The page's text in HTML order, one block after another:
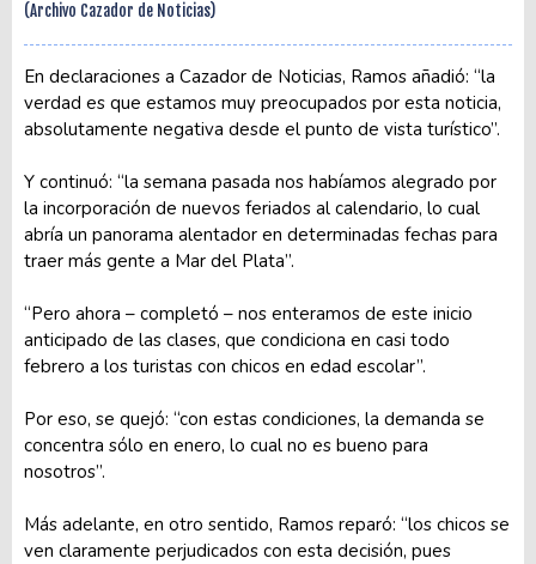
(Archivo Cazador de Noticias)
En declaraciones a Cazador de Noticias, Ramos añadió: “la
verdad es que estamos muy preocupados por esta noticia,
absolutamente negativa desde el punto de vista turístico”.
Y continuó: “la semana pasada nos habíamos alegrado por
la incorporación de nuevos feriados al calendario, lo cual
abría un panorama alentador en determinadas fechas para
traer más gente a Mar del Plata”.
“Pero ahora – completó – nos enteramos de este inicio
anticipado de las clases, que condiciona en casi todo
febrero a los turistas con chicos en edad escolar”.
Por eso, se quejó: “con estas condiciones, la demanda se
concentra sólo en enero, lo cual no es bueno para
nosotros”.
Más adelante, en otro sentido, Ramos reparó: “los chicos se
ven claramente perjudicados con esta decisión, pues